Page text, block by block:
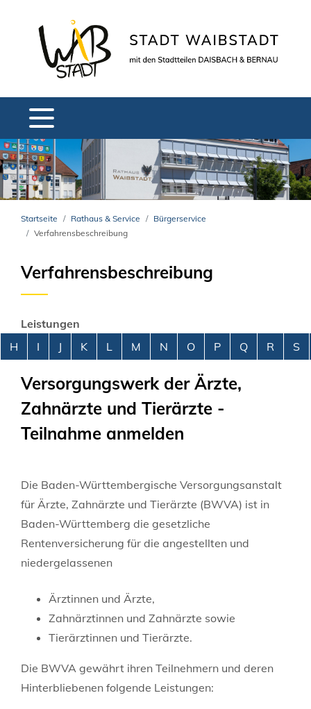
Startseite Rathaus & Service
Bürgerservice
Verfahrensbeschreibung
Verfahrensbeschreibung
Leistungen
Alphabetisches Register überspringen
H I J K L M N O P Q R S
Versorgungswerk der Ärzte,
Zahnärzte und Tierärzte -
Teilnahme anmelden
Die Baden-Württembergische Versorgungsanstalt
für Ärzte, Zahnärzte und Tierärzte (BWVA) ist in
Baden-Württemberg die gesetzliche
Rentenversicherung für die angestellten und
niedergelassenen
Ärztinnen und Ärzte,
Zahnärztinnen und Zahnärzte sowie
Tierärztinnen und Tierärzte.
Die BWVA gewährt ihren Teilnehmern und deren
Hinterbliebenen folgende Leistungen: